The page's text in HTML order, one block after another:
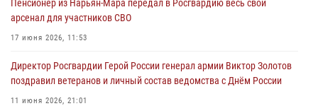
Пенсионер из Нарьян-Мара передал в Росгвардию весь свой
арсенал для участников СВО
17 июня 2026, 11:53
Директор Росгвардии Герой России генерал армии Виктор Золотов
поздравил ветеранов и личный состав ведомства с Днём России
11 июня 2026, 21:01